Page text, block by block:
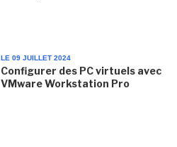
LE 09 JUILLET 2024
Configurer des PC virtuels avec
VMware Workstation Pro